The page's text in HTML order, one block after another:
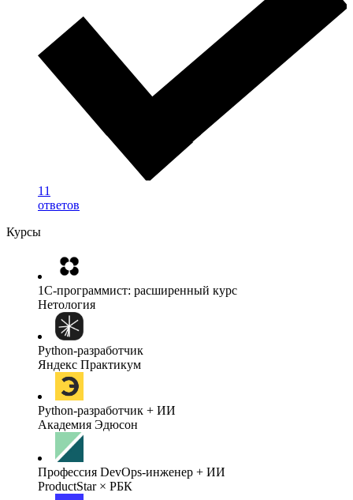
11
ответов
Курсы
1C-программист: расширенный курс
Нетология
Python-разработчик
Яндекс Практикум
Python-разработчик + ИИ
Академия Эдюсон
Профессия DevOps-инженер + ИИ
ProductStar × РБК